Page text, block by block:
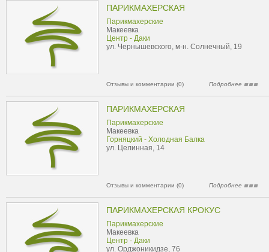
ПАРИКМАХЕРСКАЯ
Парикмахерские
Макеевка
Центр - Даки
ул. Чернышевского, м-н. Солнечный, 19
Отзывы и комментарии (0) Подробнее
ПАРИКМАХЕРСКАЯ
Парикмахерские
Макеевка
Горняцкий - Холодная Балка
ул. Целинная, 14
Отзывы и комментарии (0) Подробнее
ПАРИКМАХЕРСКАЯ КРОКУС
Парикмахерские
Макеевка
Центр - Даки
ул. Орджоникидзе, 76